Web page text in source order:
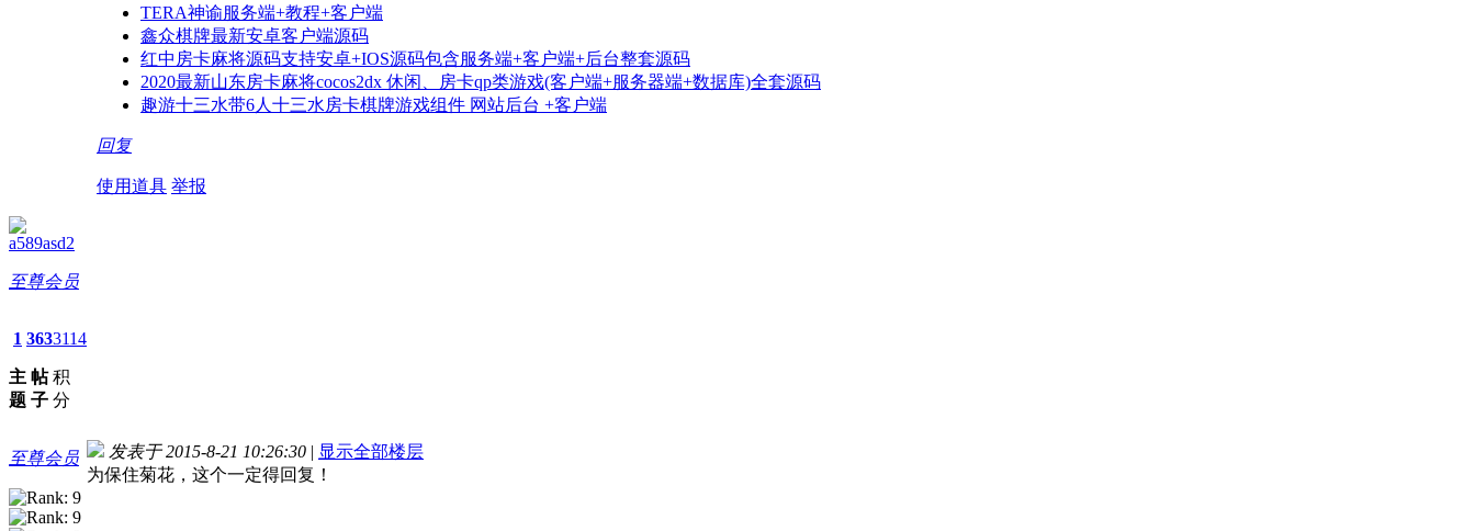
TERA神谕服务端+教程+客户端
鑫众棋牌最新安卓客户端源码
红中房卡麻将源码支持安卓+IOS源码包含服务端+客户端+后台整套源码
2020最新山东房卡麻将cocos2dx 休闲、房卡qp类游戏(客户端+服务器端+数据库)全套源码
趣游十三水带6人十三水房卡棋牌游戏组件 网站后台 +客户端
回复
使用道具 举报
a589asd2
至尊会员
1
主
题
363
帖
子
3114
积
分
至尊会员 发表于 2015-8-21 10:26:30 | 显示全部楼层
为保住菊花，这个一定得回复！